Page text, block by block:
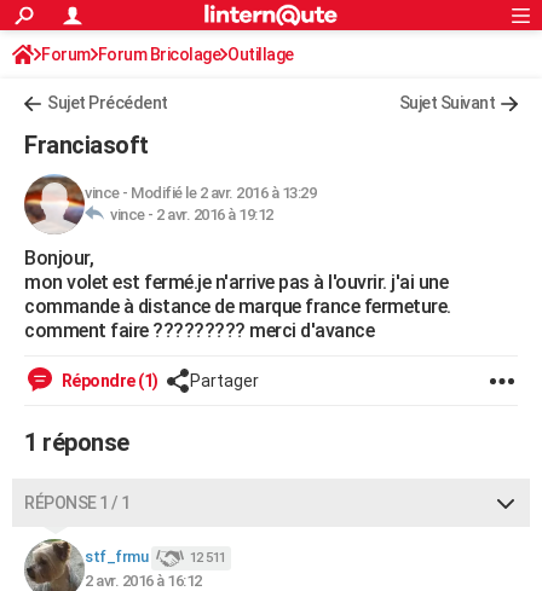
ACTUALITÉS
Politique
Société
Faits Divers
Education
Monde
Villes
+
FINANCE
Retraite
Impôts
Epargne
Immobilier
Risques naturels par ville
Banque
Assurance
Crédit
AUTO
Essais
Réserver un essai
Citadines
Berlines
SUV
Forum auto
+HIGH-TECH
Mobiles
Meilleur smartphone
Internet
Ordinateurs
Jeux vidéo
Guide high-tech
+BRICOLAGE
Forum
Aménagement intérieur
Extérieur
Cuisine
Salle de bains
Jardinage
Rangement
WEEK-END
Alimentation
Guide de la santé
Destinations
City break
Voyage nature
Voyage de noces
Forum
Climat
+PHOTO
S'inscrire
Connexion
Forum Forum Bricolage Outillage
Sujet Précédent Sujet Suivant
Franciasoft
vince- Modifié le 2 avr. 2016 à 13:29
vince - 2 avr. 2016 à 19:12
Bonjour,
mon volet est fermé.je n'arrive pas à l'ouvrir. j'ai une
commande à distance de marque france fermeture.
comment faire ????????? merci d'avance
Répondre (1) Partager
1 réponse
RÉPONSE 1 / 1
stf_frmu 12 511
2 avr. 2016 à 16:12